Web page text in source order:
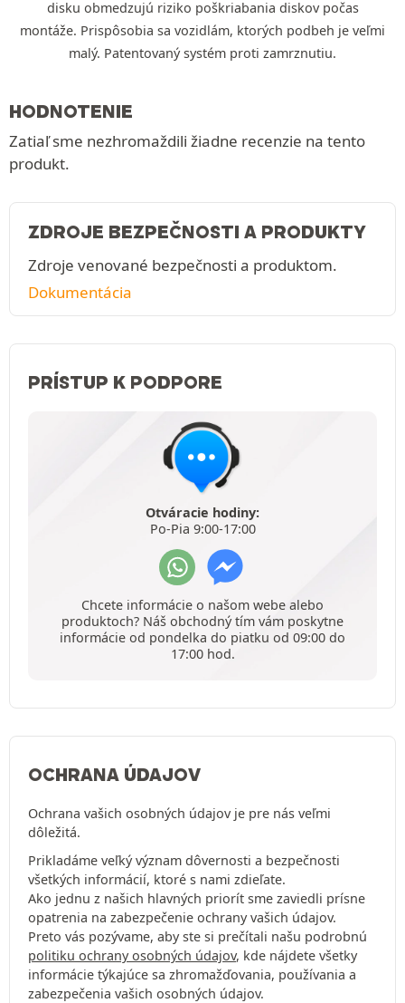
disku obmedzujú riziko poškriabania diskov počas
montáže. Prispôsobia sa vozidlám, ktorých podbeh je veľmi
malý. Patentovaný systém proti zamrznutiu.
HODNOTENIE
Zatiaľ sme nezhromaždili žiadne recenzie na tento
produkt.
ZDROJE BEZPEČNOSTI A PRODUKTY
Zdroje venované bezpečnosti a produktom.
Dokumentácia
PRÍSTUP K PODPORE
Otváracie hodiny:
Po-Pia 9:00-17:00
Chcete informácie o našom webe alebo
produktoch? Náš obchodný tím vám poskytne
informácie od pondelka do piatku od 09:00 do
17:00 hod.
OCHRANA ÚDAJOV
Ochrana vašich osobných údajov je pre nás veľmi
dôležitá.
Prikladáme veľký význam dôvernosti a bezpečnosti
všetkých informácií, ktoré s nami zdieľate.
Ako jednu z našich hlavných priorít sme zaviedli prísne
opatrenia na zabezpečenie ochrany vašich údajov.
Preto vás pozývame, aby ste si prečítali našu podrobnú
politiku ochrany osobných údajov, kde nájdete všetky
informácie týkajúce sa zhromažďovania, používania a
zabezpečenia vašich osobných údajov.